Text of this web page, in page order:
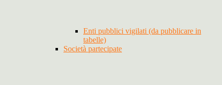
Enti pubblici vigilati (da pubblicare in
tabelle)
Società partecipate